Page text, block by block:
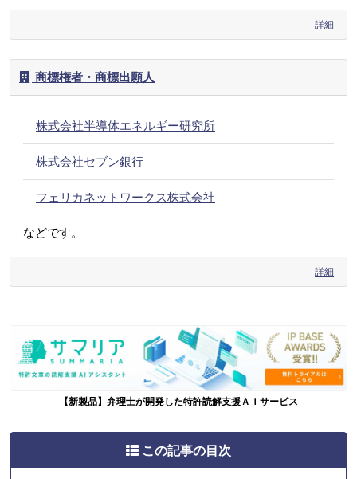
詳細
商標権者・商標出願人
株式会社半導体エネルギー研究所
株式会社セブン銀行
フェリカネットワークス株式会社
などです。
詳細
【新製品】弁理士が開発した特許読解支援ＡＩサービス
この記事の目次